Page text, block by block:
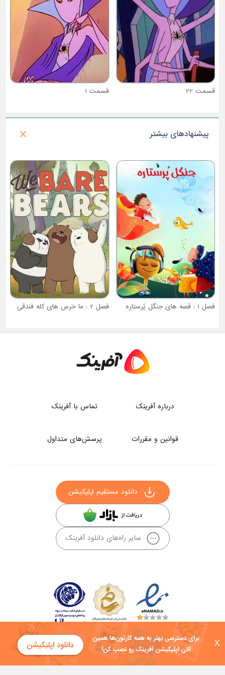
X
قسمت 1 قسمت 2
پیشنهادهای بیشتر
فصل 2 : ما خرس های کله فندقی
فصل 3 : پونی کوچولوی من
درباره آفرینک تماس با آفرینک
قوانین و مقررات پرسش‌های متداول
دانلود مستقیم اپلیکیشن
سایر راه‌های دانلود آفرینک
کلیه حقوق این سایت به شرکت توسعه فناوی هفت آسمان توکان تعلق دارد و